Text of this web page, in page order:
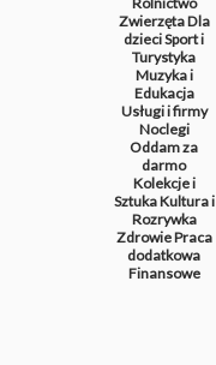
ZwierzętaDla
dzieciSport i
Turystyka
Muzyka i
Edukacja
Usługi i firmy
Noclegi
Oddam za
darmo
Kolekcje i
SztukaKultura i
Rozrywka
ZdrowiePraca
dodatkowa
Finansowe